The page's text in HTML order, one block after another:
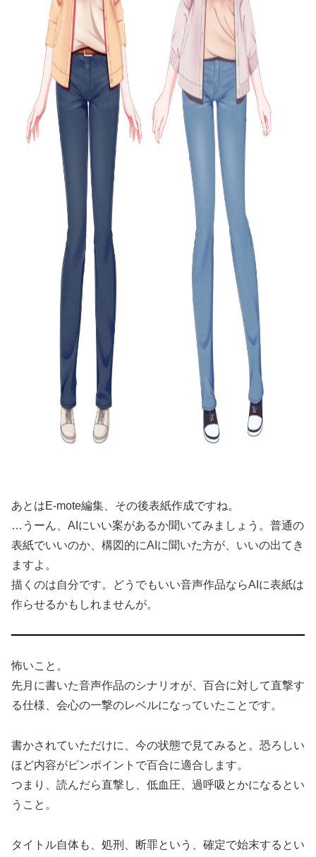
あとはE-mote編集、その後表紙作成ですね。
…うーん、AIにいい案があるか聞いてみましょう。普通の
表紙でいいのか、構図的にAIに聞いた方が、いいの出てき
ますよ。
描くのは自分です。どうでもいい音声作品ならAIに表紙は
作らせるかもしれませんが。
怖いこと。
先月に書いた音声作品のシナリオが、百合に対して直撃す
る仕様、会心の一撃のレベルになっていたことです。
書かされていただけに、今の状態で見てみると。恐ろしい
ほど内容がピンポイントで百合に適合します。
つまり、読んだら直撃し、低血圧、過呼吸とかになるとい
うこと。
タイトル自体も、処刑、断罪という、確定で始末するとい